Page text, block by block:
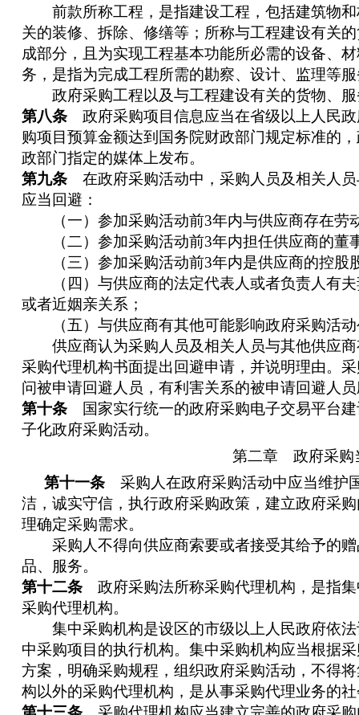
前款所称工程，是指建设工程，包括建筑物和
关的装修、拆除、修缮等；所称与工程建设有关
成部分，且为实现工程基本功能所必需的设备、
务，是指为完成工程所需的勘察、设计、监理等
政府采购工程以及与工程建设有关的货物、服
第八条政府采购项目信息应当在省级以上人民政
购项目预算金额达到国务院财政部门规定标准的
政部门指定的媒体上发布。
第九条在政府采购活动中，采购人员及相关人员
应当回避：
（一）参加采购活动前3年内与供应商存在劳
（二）参加采购活动前3年内担任供应商的董
（三）参加采购活动前3年内是供应商的控股
（四）与供应商的法定代表人或者负责人有夫
或者近姻亲关系；
（五）与供应商有其他可能影响政府采购活动
供应商认为采购人员及相关人员与其他供应商
采购代理机构书面提出回避申请，并说明理由。
问被申请回避人员，有利害关系的被申请回避人
第十条国家实行统一的政府采购电子交易平台建
子化政府采购活动。
第二章 政府采购
第十一条采购人在政府采购活动中应当维护
洁，诚实守信，执行政府采购政策，建立政府采
理确定采购需求。
采购人不得向供应商索要或者接受其给予的赠
品、服务。
第十二条政府采购法所称采购代理机构，是指集
采购代理机构。
集中采购机构是设区的市级以上人民政府依法
中采购项目的执行机构。集中采购机构应当根据
方案，明确采购规程，组织政府采购活动，不得
构以外的采购代理机构，是从事采购代理业务的